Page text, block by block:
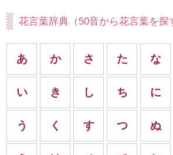
花言葉辞典（50音から花言葉を探
あ
い
う
か
き
く
さ
し
す
た
ち
つ
な
に
ぬ